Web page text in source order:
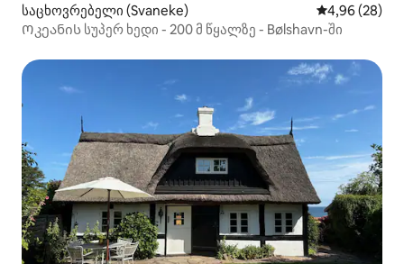
საცხოვრებელი (Svaneke) საშუალო
4,96 (28)
Ოკეანის სუპერ ხედი - 200 მ წყალზე - Bølshavn-ში